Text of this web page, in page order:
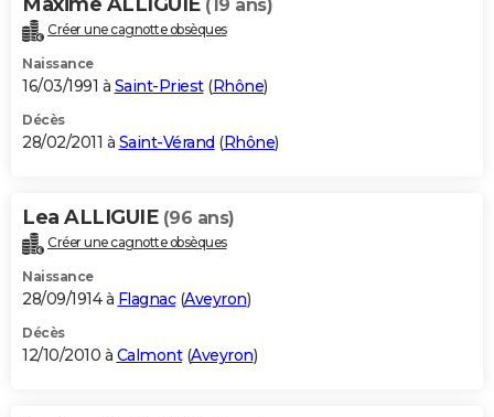
(19 ans)
Créer une cagnotte obsèques
Naissance
16/03/1991 à Saint-Priest(Rhône)
Décès
28/02/2011 à Saint-Vérand (Rhône)
Lea ALLIGUIE (96 ans)
Créer une cagnotte obsèques
Naissance
28/09/1914 à Flagnac(Aveyron)
Décès
12/10/2010 à Calmont(Aveyron)